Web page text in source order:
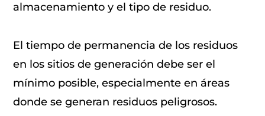
almacenamiento y el tipo de residuo.
El tiempo de permanencia de los residuos
en los sitios de generación debe ser el
mínimo posible, especialmente en áreas
donde se generan residuos peligrosos.